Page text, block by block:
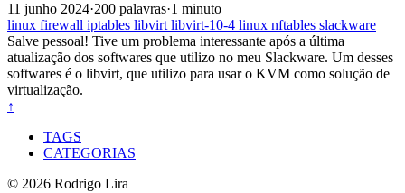
11 junho 2024·200 palavras·1 minuto
linux firewall iptables libvirtlibvirt-10-4 linux nftables slackware
Salve pessoal! Tive um problema interessante após a última
atualização dos softwares que utilizo no meu Slackware. Um desses
softwares é o libvirt, que utilizo para usar o KVM como solução de
virtualização.
↑
TAGS
CATEGORIAS
© 2026 Rodrigo Lira